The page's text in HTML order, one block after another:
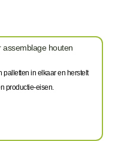
assemblage houten
palletten in elkaar en herstelt
productie-eisen.